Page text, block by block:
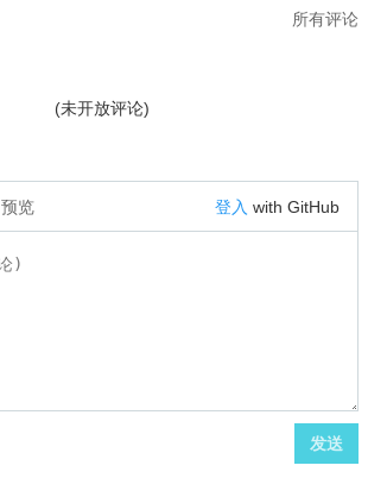
所有评论
(未开放评论)
预览 登入 with GitHub
发送